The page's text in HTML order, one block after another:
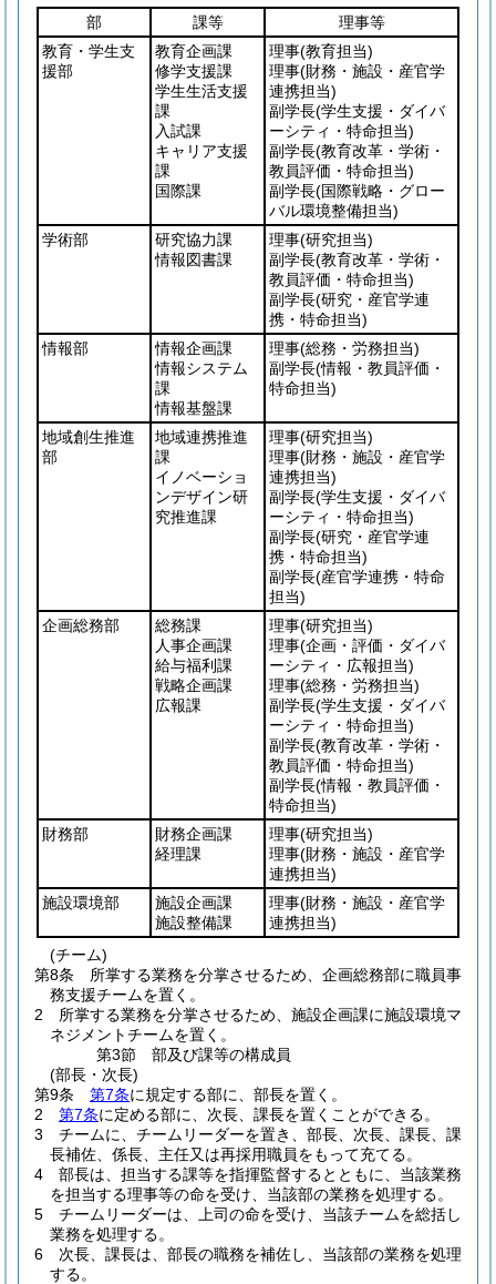
部
課等
理事等
教育・学生支
援部
教育企画課
修学支援課
学生生活支援
課
入試課
キャリア支援
課
国際課
理事(教育担当)
理事(財務・施設・産官学
連携担当)
副学長(学生支援・ダイバ
ーシティ・特命担当)
副学長(教育改革・学術・
教員評価・特命担当)
副学長(国際戦略・グロー
バル環境整備担当)
学術部
研究協力課
情報図書課
理事(研究担当)
副学長(教育改革・学術・
教員評価・特命担当)
副学長(研究・産官学連
携・特命担当)
情報部
情報企画課
情報システム
課
情報基盤課
理事(総務・労務担当)
副学長(情報・教員評価・
特命担当)
地域創生推進
部
地域連携推進
課
イノベーショ
ンデザイン研
究推進課
理事(研究担当)
理事(財務・施設・産官学
連携担当)
副学長(学生支援・ダイバ
ーシティ・特命担当)
副学長(研究・産官学連
携・特命担当)
副学長(産官学連携・特命
担当)
企画総務部
総務課
人事企画課
給与福利課
戦略企画課
広報課
理事(研究担当)
理事(企画・評価・ダイバ
ーシティ・広報担当)
理事(総務・労務担当)
副学長(学生支援・ダイバ
ーシティ・特命担当)
副学長(教育改革・学術・
教員評価・特命担当)
副学長(情報・教員評価・
特命担当)
財務部
財務企画課
経理課
理事(研究担当)
理事(財務・施設・産官学
連携担当)
施設環境部
施設企画課
施設整備課
理事(財務・施設・産官学
連携担当)
(チーム)
第8条
所掌する業務を分掌させるため、企画総務部に職員事
務支援チームを置く。
2
所掌する業務を分掌させるため、施設企画課に施設環境マ
ネジメントチームを置く。
第3節
部及び課等の構成員
(部長・次長)
第9条
第7条に規定する部に、部長を置く。
2
第7条に定める部に、次長、課長を置くことができる。
3
チームに、チームリーダーを置き、部長、次長、課長、課
長補佐、係長、主任又は再採用職員をもって充てる。
4
部長は、担当する課等を指揮監督するとともに、当該業務
を担当する理事等の命を受け、当該部の業務を処理する。
5
チームリーダーは、上司の命を受け、当該チームを総括し
業務を処理する。
6
次長、課長は、部長の職務を補佐し、当該部の業務を処理
する。